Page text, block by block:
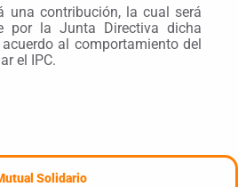
una contribución, la cual será
por la Junta Directiva dicha
al comportamiento del
el IPC.
Solidario